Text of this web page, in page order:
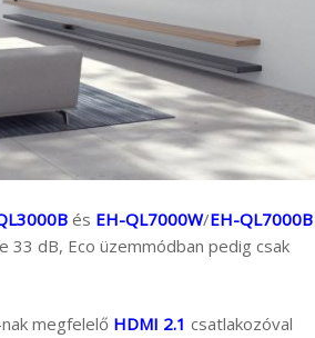
és EH-QL7000W/EH-QL7000B
33 dB, Eco üzemmódban pedig csak
megfelelő HDMI 2.1 csatlakozóval